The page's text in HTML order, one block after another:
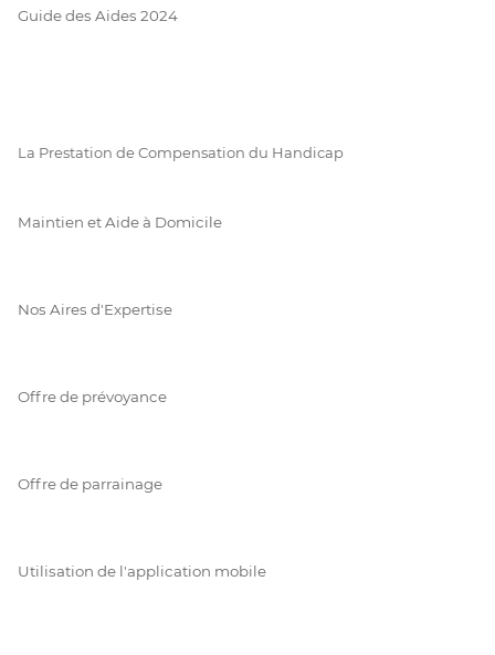
Guide des Aides 2024
La Prestation de Compensation du Handicap
Maintien et Aide à Domicile
Nos Aires d'Expertise
Offre de prévoyance
Offre de parrainage
Utilisation de l'application mobile